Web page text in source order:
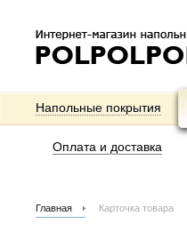
Напольные покрытия
Оплата и доставка
Главная Карточка товара